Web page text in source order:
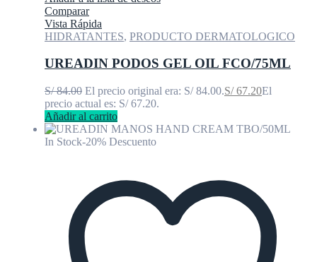
Comparar
Vista Rápida
HIDRATANTES, PRODUCTO DERMATOLOGICO
UREADIN PODOS GEL OIL FCO/75ML
S/84.00 El precio original era: S/ 84.00.S/67.20El
precio actual es: S/ 67.20.
Añadir al carrito
In Stock-20% Descuento